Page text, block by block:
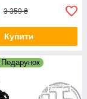
3 359 ₴
Купити
Подарунок